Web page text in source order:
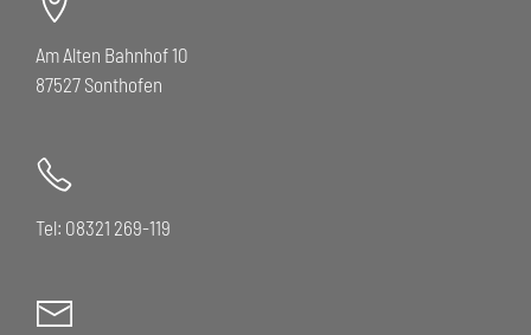
Am Alten Bahnhof 10
87527 Sonthofen
Tel: 08321 269-119